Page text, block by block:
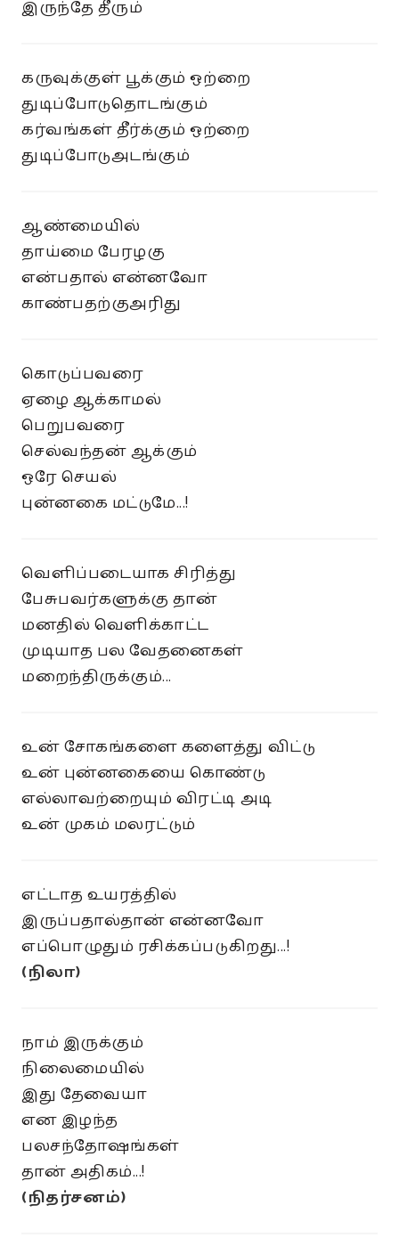
இருந்தே தீரும்
கருவுக்குள் பூக்கும் ஒற்றை
துடிப்போடுதொடங்கும்
கர்வங்கள் தீர்க்கும் ஒற்றை
துடிப்போடுஅடங்கும்
ஆண்மையில்
தாய்மை பேரழகு
என்பதால் என்னவோ
காண்பதற்குஅரிது
கொடுப்பவரை
ஏழை ஆக்காமல்
பெறுபவரை
செல்வந்தன் ஆக்கும்
ஒரே செயல்
புன்னகை மட்டுமே...!
வெளிப்படையாக சிரித்து
பேசுபவர்களுக்கு தான்
மனதில் வெளிக்காட்ட
முடியாத பல வேதனைகள்
மறைந்திருக்கும்...
உன் சோகங்களை களைத்து விட்டு
உன் புன்னகையை கொண்டு
எல்லாவற்றையும் விரட்டி அடி
உன் முகம் மலரட்டும்
எட்டாத உயரத்தில்
இருப்பதால்தான் என்னவோ
எப்பொழுதும் ரசிக்கப்படுகிறது...!
(நிலா)
நாம் இருக்கும்
நிலைமையில்
இது தேவையா
என இழந்த
பலசந்தோஷங்கள்
தான் அதிகம்...!
(நிதர்சனம்)